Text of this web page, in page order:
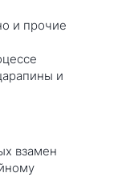
и прочие
и
взамен